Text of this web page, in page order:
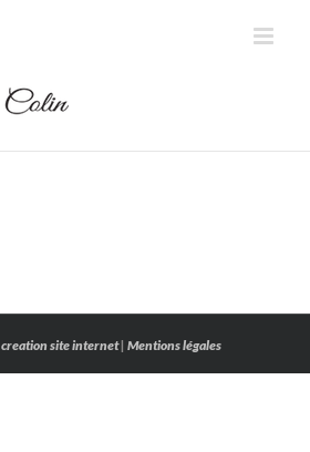
creation site internet| Mentions légales